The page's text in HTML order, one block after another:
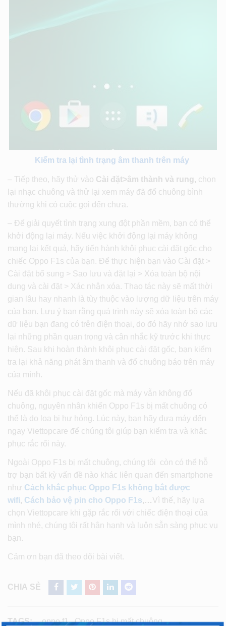
Kiểm tra lại tình trạng âm thanh trên máy
– Tiếp theo, hãy thử vào Cài đặt>âm thành và rung, chọn
lại nhạc chuông và thử lại xem máy đã đổ chuông bình
thường khi có cuộc gọi đến chưa.
– Để giải quyết tình trạng xung đột phần mềm, bạn có thể
khởi động lại máy. Nếu việc khởi động lại máy không
mang lại kết quả, hãy tiến hành khôi phục cài đặt gốc cho
chiếc Oppo F1s của bạn. Để thực hiện bạn vào Cài đặt >
Cài đặt bổ sung > Sao lưu và đặt lại > Xóa toàn bộ nội
dung và cài đặt > Xác nhận xóa. Thao tác này sẽ mất thời
gian lâu hay nhanh là tùy thuộc vào lượng dữ liệu trên máy
của bạn. Lưu ý bạn rằng quá trình này sẽ xóa toàn bộ các
dữ liệu bạn đang có trên điện thoại, do đó hãy nhớ sao lưu
lại những phần quan trọng và cân nhắc kỹ trước khi thực
hiện. Sau khi hoàn thành khôi phục cài đặt gốc, bạn kiểm
tra lại khả năng phát âm thanh và đổ chuông báo trên máy
của mình.
Nếu đã khôi phục cài đặt gốc mà máy vẫn không đổ
chuông, nguyên nhân khiến Oppo F1s bị mất chuông có
thể là do loa bị hư hỏng. Lúc này, bạn hãy đưa máy đến
ngay Viettopcare để chúng tôi giúp bạn kiểm tra và khắc
phục rắc rối này.
Ngoài Oppo F1s bị mất chuông, chúng tôi còn có thể hỗ
trợ bạn bất kỳ vấn đề nào khác liên quan đến smartphone
như Cách khắc phục Oppo F1s không bắt được
wifi, Cách bảo vệ pin cho Oppo F1s,…Vì thế, hãy lựa
chọn Viettopcare khi gặp rắc rối với chiếc điện thoại của
mình nhé, chúng tôi rất hân hạnh và luôn sẵn sàng phục vụ
bạn.
Cảm ơn bạn đã theo dõi bài viết.
CHIA SẺ
TAGS: oppo f1,Oppo F1s bị mất chuông,